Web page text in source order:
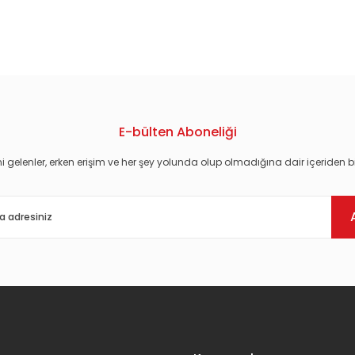
E-bülten Aboneliği
gelenler, erken erişim ve her şey yolunda olup olmadığına dair içeriden